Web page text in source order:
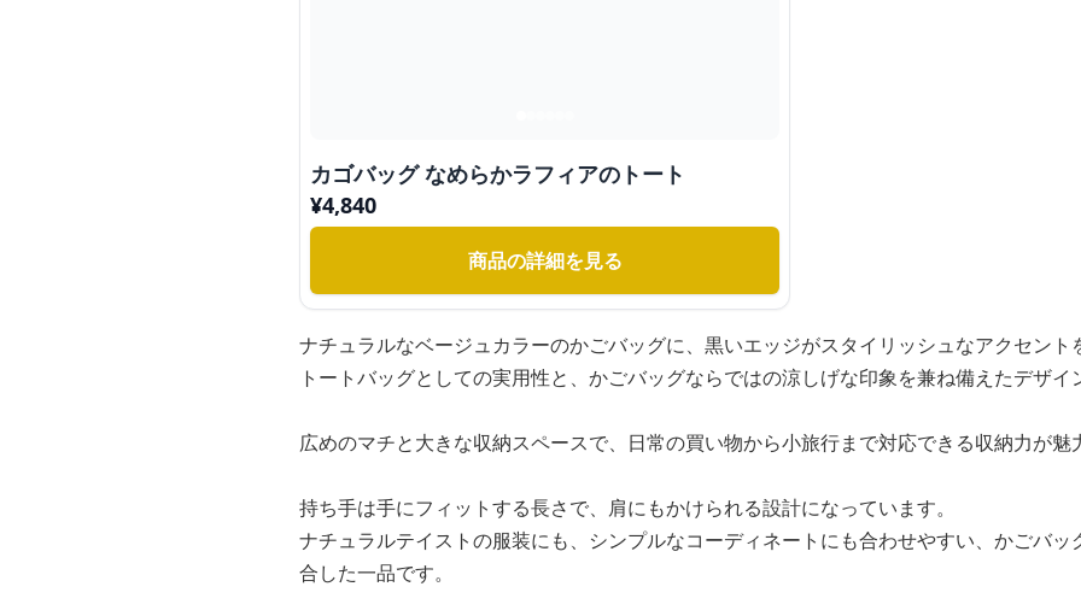
カゴバッグ なめらかラフィアのトート
¥4,840
商品の詳細を見る
ナチュラルなベージュカラーのかごバッグに、黒いエッジがスタイリッシュなアクセント
トートバッグとしての実用性と、かごバッグならではの涼しげな印象を兼ね備えたデザイ
広めのマチと大きな収納スペースで、日常の買い物から小旅行まで対応できる収納力が魅
持ち手は手にフィットする長さで、肩にもかけられる設計になっています。
ナチュラルテイストの服装にも、シンプルなコーディネートにも合わせやすい、かごバッ
合した一品です。